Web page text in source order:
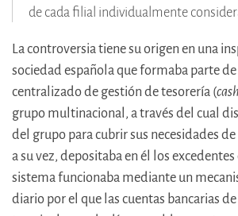
de cada filial individualmente
La controversia tiene su origen en una
sociedad española que formaba parte
centralizado de gestión de tesorería (
grupo multinacional, a través del cual
del grupo para cubrir sus necesidades
a su vez, depositaba en él los excedentes
sistema funcionaba mediante un
diario por el que las cuentas bancarias